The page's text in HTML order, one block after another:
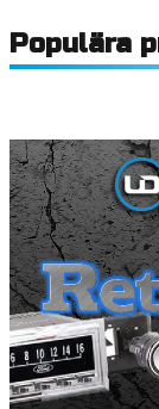
Populära